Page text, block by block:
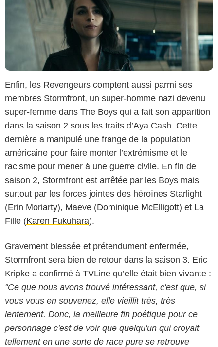
Enfin, les Revengeurs comptent aussi parmi ses
membres Stormfront, un super-homme nazi devenu
super-femme dans The Boys qui a fait son apparition
dans la saison 2 sous les traits d’Aya Cash. Cette
dernière a manipulé une frange de la population
américaine pour faire monter l’extrémisme et le
racisme pour mener à une guerre civile. En fin de
saison 2, Stormfront est arrêtée par les Boys mais
surtout par les forces jointes des héroïnes Starlight
(Erin Moriarty), Maeve (Dominique McElligott) et La
Fille (Karen Fukuhara).
Gravement blessée et prétendument enfermée,
Stormfront sera bien de retour dans la saison 3. Eric
Kripke a confirmé à TVLine qu’elle était bien vivante :
"Ce que nous avons trouvé intéressant, c'est que, si
vous vous en souvenez, elle vieillit très, très
lentement. Donc, la meilleure fin poétique pour ce
personnage c'est de voir que quelqu'un qui croyait
tellement en une sorte de race pure se retrouve